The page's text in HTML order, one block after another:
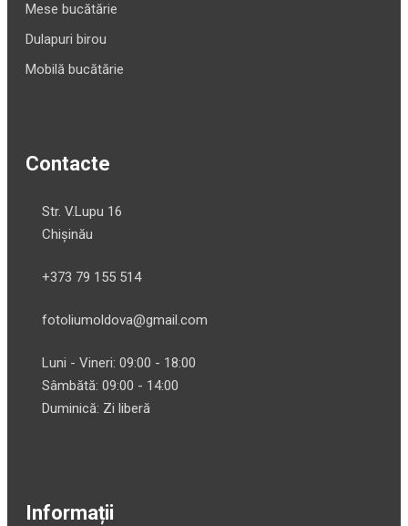
Mese bucătărie
Dulapuri birou
Mobilă bucătărie
Contacte
Str. V.Lupu 16
Chișinău
+373 79 155 514
fotoliumoldova@gmail.com
Luni - Vineri: 09:00 - 18:00
Sâmbătă: 09:00 - 14:00
Duminică: Zi liberă
Informații